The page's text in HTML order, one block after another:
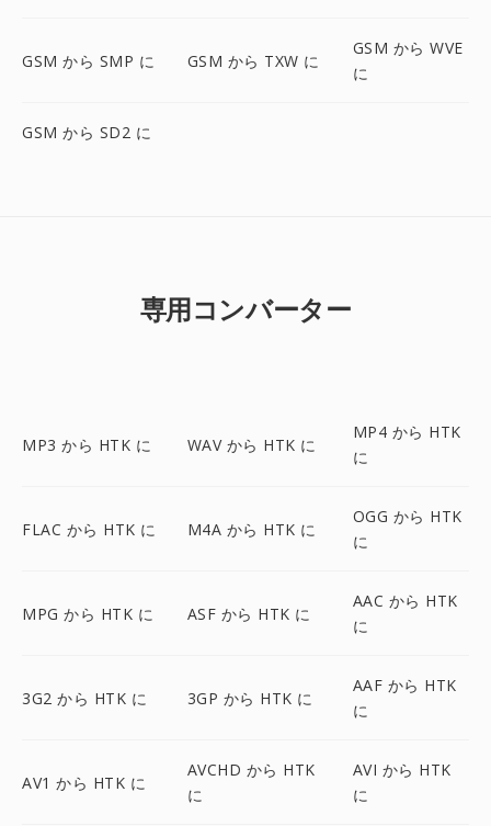
GSM から SMP に GSM から TXW に
GSM から WVE
に
GSM から SD2 に
専用コンバーター
MP3 から HTK に WAV から HTK に
MP4 から HTK
に
FLAC から HTK に M4A から HTK に
OGG から HTK
に
MPG から HTK に ASF から HTK に
AAC から HTK
に
3G2 から HTK に 3GP から HTK に
AAF から HTK
に
AV1 から HTK に
AVCHD から HTK
に
AVI から HTK
に